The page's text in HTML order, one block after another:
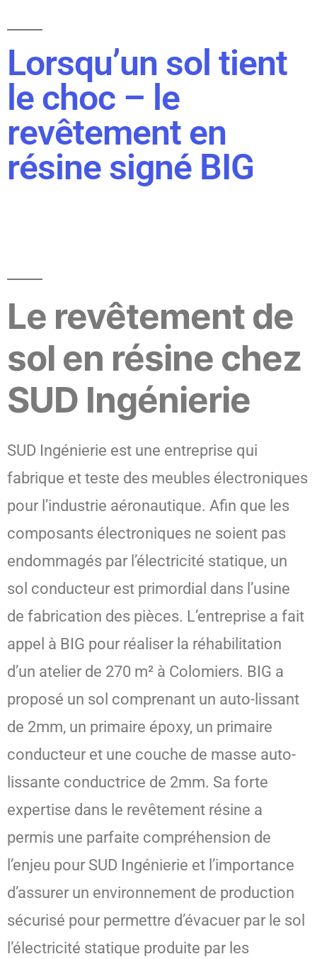
Lorsqu’un sol tient
le choc – le
revêtement en
résine signé BIG
Le revêtement de
sol en résine chez
SUD Ingénierie
SUD Ingénierie est une entreprise qui
fabrique et teste des meubles électroniques
pour l’industrie aéronautique. Afin que les
composants électroniques ne soient pas
endommagés par l’électricité statique, un
sol conducteur est primordial dans l’usine
de fabrication des pièces. L’entreprise a fait
appel à BIG pour réaliser la réhabilitation
d’un atelier de 270 m² à Colomiers. BIG a
proposé un sol comprenant un auto-lissant
de 2mm, un primaire époxy, un primaire
conducteur et une couche de masse auto-
lissante conductrice de 2mm. Sa forte
expertise dans le revêtement résine a
permis une parfaite compréhension de
l’enjeu pour SUD Ingénierie et l’importance
d’assurer un environnement de production
sécurisé pour permettre d’évacuer par le sol
l’électricité statique produite par les